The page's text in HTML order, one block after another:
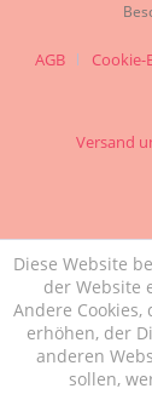
AGB Cookie-
Versand
Diese Website
der Website
Andere
erhöhen, der
anderen
sollen,